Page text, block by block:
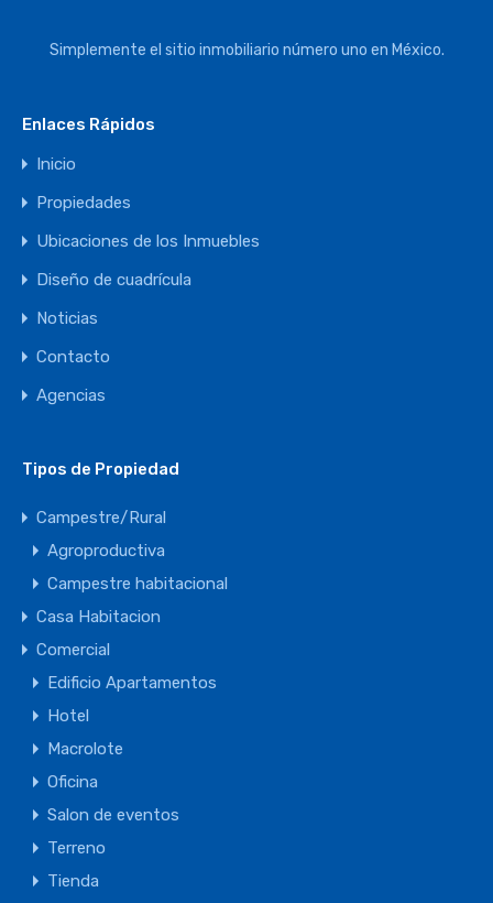
Simplemente el sitio inmobiliario número uno en México.
Enlaces Rápidos
Inicio
Propiedades
Ubicaciones de los Inmuebles
Diseño de cuadrícula
Noticias
Contacto
Agencias
Tipos de Propiedad
Campestre/Rural
Agroproductiva
Campestre habitacional
Casa Habitacion
Comercial
Edificio Apartamentos
Hotel
Macrolote
Oficina
Salon de eventos
Terreno
Tienda